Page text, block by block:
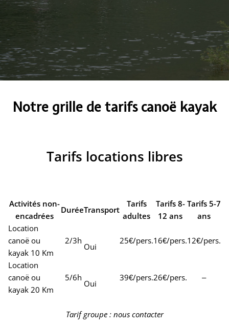
Notre grille de tarifs canoë kayak
Tarifs locations libres
Activités non-
encadrées
DuréeTransport
Tarifs
adultes
Tarifs 8-
12 ans
Tarifs 5-7
ans
Location
canoë ou
kayak 10 Km
2/3h
Oui
25€/pers.16€/pers.12€/pers.
Location
canoë ou
kayak 20 Km
5/6h
Oui
39€/pers.26€/pers. –
Tarif groupe : nous contacter